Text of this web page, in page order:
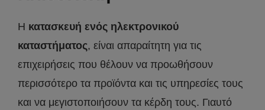
Η κατασκευή ενός ηλεκτρονικού
καταστήματος, είναι απαραίτητη για τις
επιχειρήσεις που θέλουν να προωθήσουν
περισσότερο τα προϊόντα και τις υπηρεσίες τους
και να μεγιστοποιήσουν τα κέρδη τους. Γιαυτό